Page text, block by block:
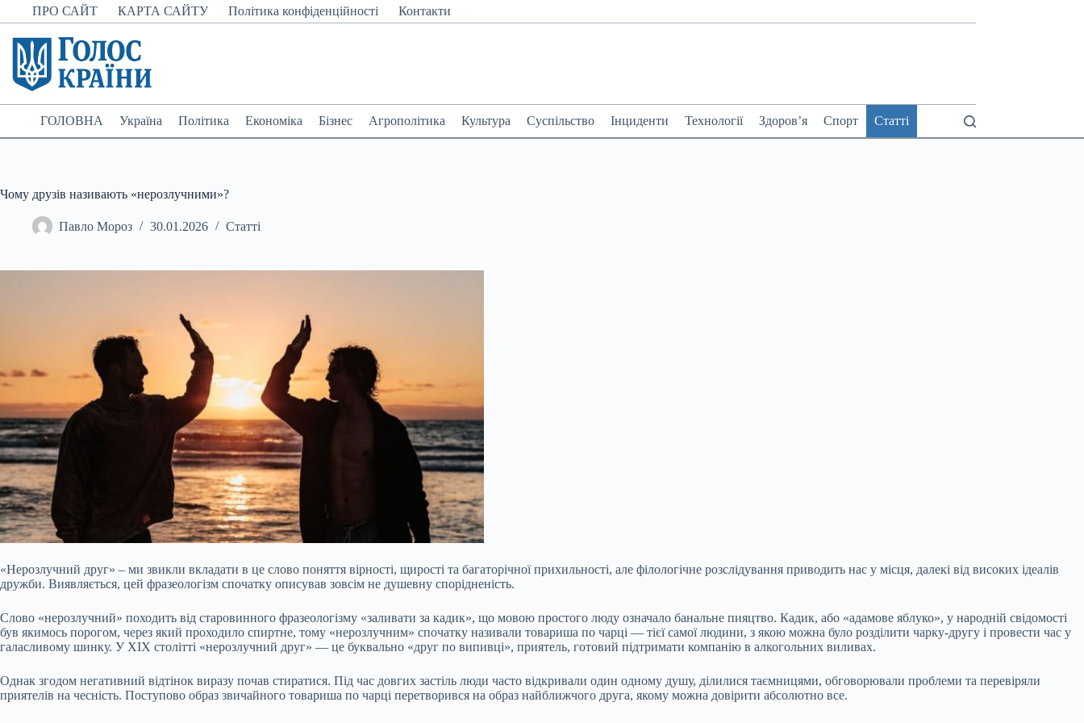
Перейти
до
вмісту
ПРО САЙТ КАРТА САЙТУ Політика конфіденційності Контакти
ГОЛОВНА Україна Політика Економіка Бізнес Агрополітика Культура Суспільство Інциденти Технології Здоров’я Спорт Статті
Чому друзів називають «нерозлучними»?
Павло Мороз 30.01.2026 Статті
«Нерозлучний друг» – ми звикли вкладати в це слово поняття вірності, щирості та багаторічної прихильності, але філологічне розслідування приводить нас у місця, далекі від високих ідеалів
дружби. Виявляється, цей фразеологізм спочатку описував зовсім не душевну спорідненість.
Слово «нерозлучний» походить від старовинного фразеологізму «заливати за кадик», що мовою простого люду означало банальне пияцтво. Кадик, або «адамове яблуко», у народній свідомості
був якимось порогом, через який проходило спиртне, тому «нерозлучним» спочатку називали товариша по чарці — тієї самої людини, з якою можна було розділити чарку-другу і провести час у
галасливому шинку. У XIX столітті «нерозлучний друг» — це буквально «друг по випивці», приятель, готовий підтримати компанію в алкогольних виливах.
Однак згодом негативний відтінок виразу почав стиратися. Під час довгих застіль люди часто відкривали один одному душу, ділилися таємницями, обговорювали проблеми та перевіряли
приятелів на чесність. Поступово образ звичайного товариша по чарці перетворився на образ найближчого друга, якому можна довірити абсолютно все.